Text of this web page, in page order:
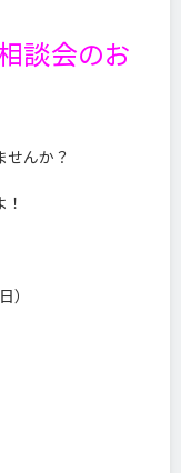
談会のお
せんか？
）